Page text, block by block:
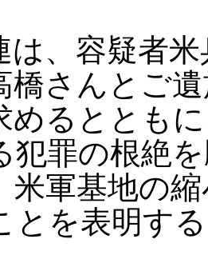
、容疑者米
橋さんとご
めるととも
犯罪の根絶
米軍基地の
とを表明す